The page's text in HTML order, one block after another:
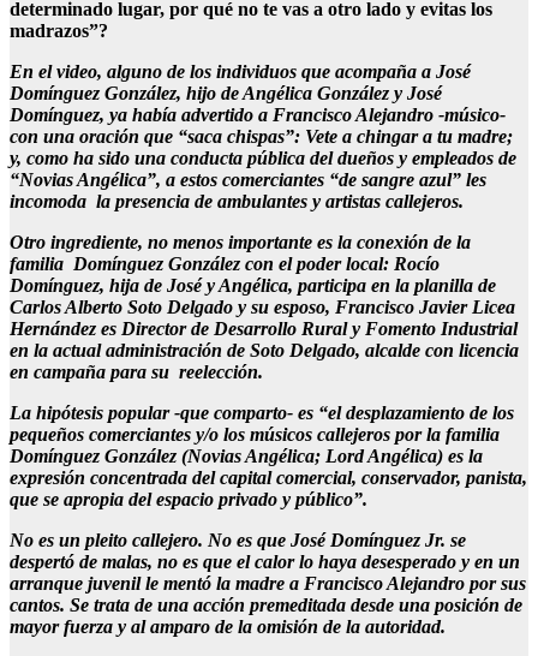
determinado lugar, por qué no te vas a otro lado y evitas los
madrazos”?
En el video, alguno de los individuos que acompaña a José
Domínguez González, hijo de Angélica González y José
Domínguez, ya había advertido a Francisco Alejandro -músico-
con una oración que “saca chispas”: Vete a chingar a tu madre;
y, como ha sido una conducta pública del dueños y empleados de
“Novias Angélica”, a estos comerciantes “de sangre azul” les
incomoda la presencia de ambulantes y artistas callejeros.
Otro ingrediente, no menos importante es la conexión de la
familia Domínguez González con el poder local: Rocío
Domínguez, hija de José y Angélica, participa en la planilla de
Carlos Alberto Soto Delgado y su esposo, Francisco Javier Licea
Hernández es Director de Desarrollo Rural y Fomento Industrial
en la actual administración de Soto Delgado, alcalde con licencia
en campaña para su reelección.
La hipótesis popular -que comparto- es “el desplazamiento de los
pequeños comerciantes y/o los músicos callejeros por la familia
Domínguez González (Novias Angélica; Lord Angélica) es la
expresión concentrada del capital comercial, conservador, panista,
que se apropia del espacio privado y público”.
No es un pleito callejero. No es que José Domínguez Jr. se
despertó de malas, no es que el calor lo haya desesperado y en un
arranque juvenil le mentó la madre a Francisco Alejandro por sus
cantos. Se trata de una acción premeditada desde una posición de
mayor fuerza y al amparo de la omisión de la autoridad.